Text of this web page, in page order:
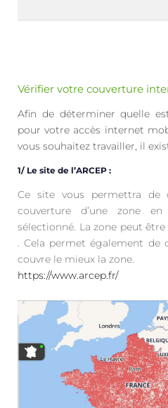
Vérifier votre couverture
Afin de déterminer quelle
pour votre accès internet
vous souhaitez travailler, il
1/ Le site de l’ARCEP :
Ce site vous permettra de
couverture d’une zone
sélectionné. La zone peut
. Cela permet également
couvre le mieux la zone.
https://www.arcep.fr/